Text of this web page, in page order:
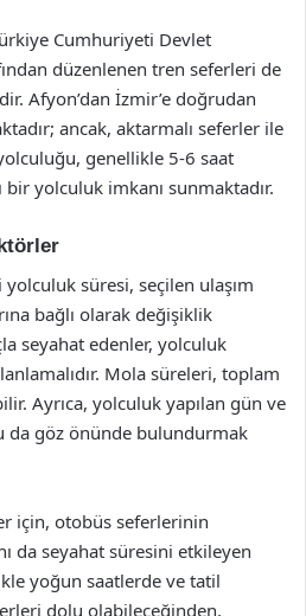
Cumhuriyeti Devlet
düzenlenen tren seferleri de
Afyon’dan İzmir’e doğrudan
ancak, aktarmalı seferler ile
genellikle 5-6 saat
yolculuk imkanı sunmaktadır.
süresi, seçilen ulaşım
bağlı olarak değişiklik
seyahat edenler, yolculuk
Mola süreleri, toplam
Ayrıca, yolculuk yapılan gün ve
göz önünde bulundurmak
için, otobüs seferlerinin
da seyahat süresini etkileyen
yoğun saatlerde ve tatil
dolu olabileceğinden,